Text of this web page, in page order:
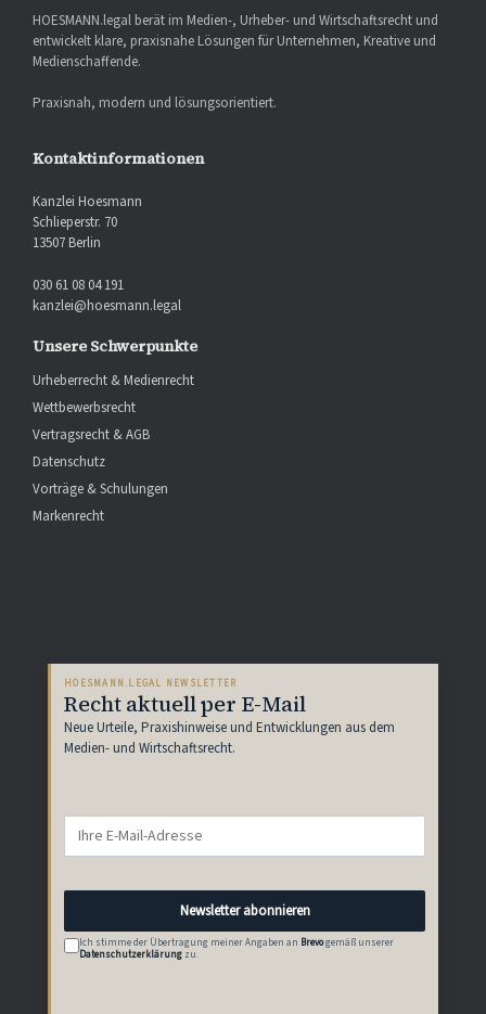
HOESMANN.legal berät im Medien-, Urheber- und Wirtschaftsrecht und
entwickelt klare, praxisnahe Lösungen für Unternehmen, Kreative und
Medienschaffende.
Praxisnah, modern und lösungsorientiert.
Kontaktinformationen
Kanzlei Hoesmann
Schlieperstr. 70
13507 Berlin
030 61 08 04 191
kanzlei@hoesmann.legal
Unsere Schwerpunkte
Urheberrecht & Medienrecht
Wettbewerbsrecht
Vertragsrecht & AGB
Datenschutz
Vorträge & Schulungen
Markenrecht
HOESMANN.LEGAL NEWSLETTER
Recht aktuell per E-Mail
Neue Urteile, Praxishinweise und Entwicklungen aus dem
Medien- und Wirtschaftsrecht.
Newsletter abonnieren
Ich stimme der Übertragung meiner Angaben an Brevogemäß unserer
Datenschutzerklärung zu.